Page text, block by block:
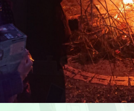
News&Topics
Club News
受験生・中学校の先生・
塾関係者の方へ
在校生・保護者の方へ
ア
お
教
プ